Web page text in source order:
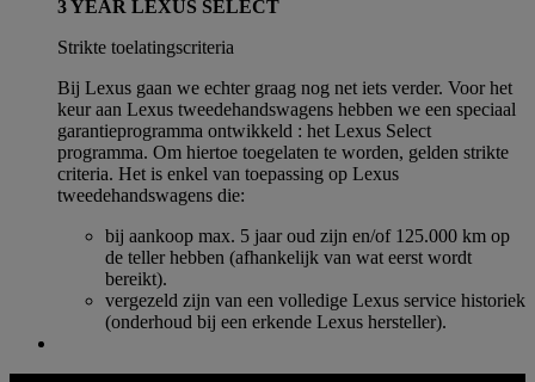
3 YEAR LEXUS SELECT
Strikte toelatingscriteria
Bij Lexus gaan we echter graag nog net iets verder. Voor het
keur aan Lexus tweedehandswagens hebben we een speciaal
garantieprogramma ontwikkeld : het Lexus Select
programma. Om hiertoe toegelaten te worden, gelden strikte
criteria. Het is enkel van toepassing op Lexus
tweedehandswagens die:
bij aankoop max. 5 jaar oud zijn en/of 125.000 km op
de teller hebben (afhankelijk van wat eerst wordt
bereikt).
vergezeld zijn van een volledige Lexus service historiek
(onderhoud bij een erkende Lexus hersteller).